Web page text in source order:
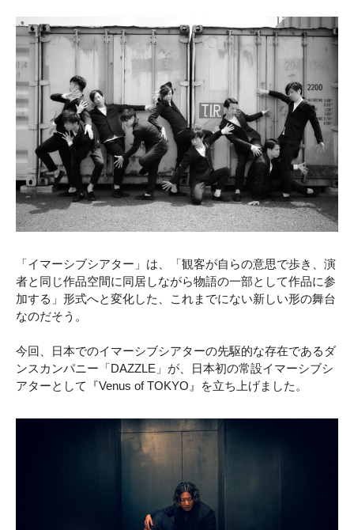
「イマーシブシアター」は、「観客が自らの意思で歩き、演
者と同じ作品空間に同居しながら物語の一部として作品に参
加する」形式へと変化した、これまでにない新しい形の舞台
なのだそう。
今回、日本でのイマーシブシアターの先駆的な存在であるダ
ンスカンパニー「DAZZLE」が、日本初の常設イマーシブシ
アターとして『Venus of TOKYO』を立ち上げました。